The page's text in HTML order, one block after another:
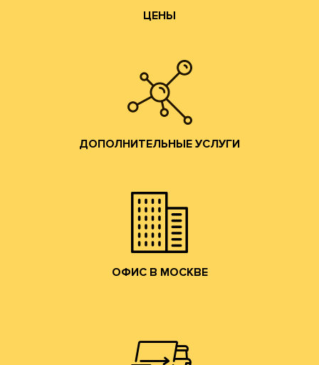
ЦЕНЫ
ДОПОЛНИТЕЛЬНЫЕ УСЛУГИ
ДОПОЛНИТЕЛЬНЫЕ УСЛУГИ
Разработка конструкций;
Изготовление штанц-форм;
ОФИС В МОСКВЕ
ОФИС В МОСКВЕ
Мы приглашаем действующих и потенциальных
привлекательные условия сотрудничества.
помощь по всем вопросам производства гофротары.
ДОСТАВКА